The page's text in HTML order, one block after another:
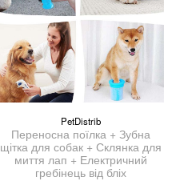
PetDistrib
Переносна поїлка + Зубна
щітка для собак + Склянка для
миття лап + Електричний
гребінець від бліх